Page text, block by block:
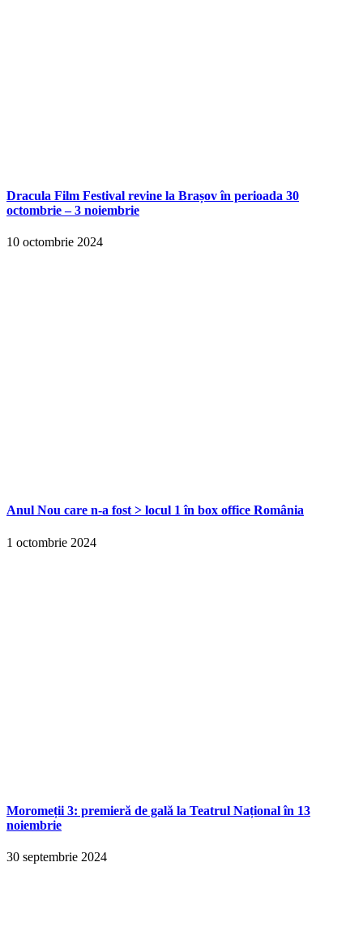
Dracula Film Festival revine la Brașov în perioada 30
octombrie – 3 noiembrie
10 octombrie 2024
Anul Nou care n-a fost > locul 1 în box office România
1 octombrie 2024
Moromeții 3: premieră de gală la Teatrul Național în 13
noiembrie
30 septembrie 2024